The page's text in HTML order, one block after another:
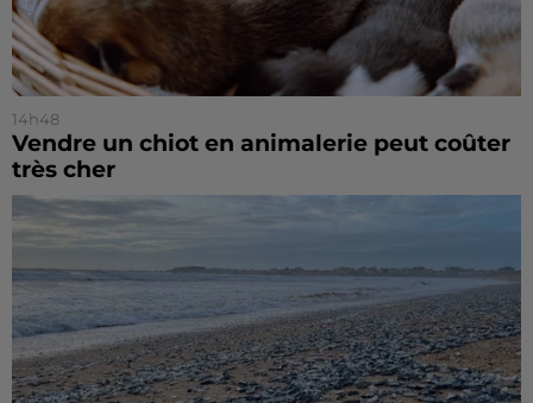
14h48
Vendre un chiot en animalerie peut coûter
très cher